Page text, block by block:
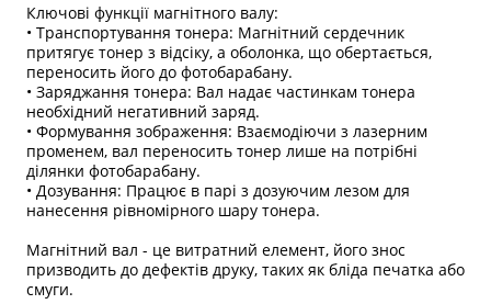
Ключові функції магнітного валу:
• Транспортування тонера: Магнітний сердечник
притягує тонер з відсіку, а оболонка, що обертається,
переносить його до фотобарабану.
• Заряджання тонера: Вал надає частинкам тонера
необхідний негативний заряд.
• Формування зображення: Взаємодіючи з лазерним
променем, вал переносить тонер лише на потрібні
ділянки фотобарабану.
• Дозування: Працює в парі з дозуючим лезом для
нанесення рівномірного шару тонера.
Магнітний вал - це витратний елемент, його знос
призводить до дефектів друку, таких як бліда печатка або
смуги.